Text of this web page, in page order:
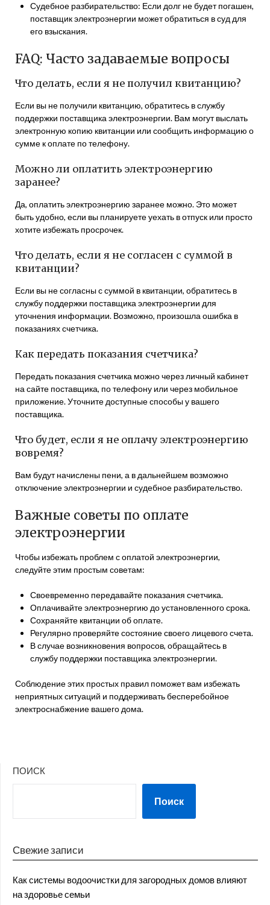
Судебное разбирательство: Если долг не будет погашен,
поставщик электроэнергии может обратиться в суд для
его взыскания.
FAQ: Часто задаваемые вопросы
Что делать, если я не получил квитанцию?
Если вы не получили квитанцию, обратитесь в службу
поддержки поставщика электроэнергии. Вам могут выслать
электронную копию квитанции или сообщить информацию о
сумме к оплате по телефону.
Можно ли оплатить электроэнергию
заранее?
Да, оплатить электроэнергию заранее можно. Это может
быть удобно, если вы планируете уехать в отпуск или просто
хотите избежать просрочек.
Что делать, если я не согласен с суммой в
квитанции?
Если вы не согласны с суммой в квитанции, обратитесь в
службу поддержки поставщика электроэнергии для
уточнения информации. Возможно, произошла ошибка в
показаниях счетчика.
Как передать показания счетчика?
Передать показания счетчика можно через личный кабинет
на сайте поставщика, по телефону или через мобильное
приложение. Уточните доступные способы у вашего
поставщика.
Что будет, если я не оплачу электроэнергию
вовремя?
Вам будут начислены пени, а в дальнейшем возможно
отключение электроэнергии и судебное разбирательство.
Важные советы по оплате
электроэнергии
Чтобы избежать проблем с оплатой электроэнергии,
следуйте этим простым советам:
Своевременно передавайте показания счетчика.
Оплачивайте электроэнергию до установленного срока.
Сохраняйте квитанции об оплате.
Регулярно проверяйте состояние своего лицевого счета.
В случае возникновения вопросов, обращайтесь в
службу поддержки поставщика электроэнергии.
Соблюдение этих простых правил поможет вам избежать
неприятных ситуаций и поддерживать бесперебойное
электроснабжение вашего дома.
ПОИСК
Поиск
Свежие записи
Как системы водоочистки для загородных домов влияют
на здоровье семьи